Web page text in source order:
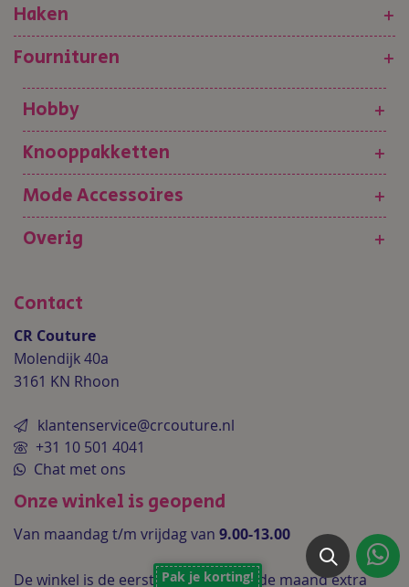
Haken
+
Fournituren
+
Hobby
+
Knooppakketten
+
Mode Accessoires
+
Overig
+
Contact
CR Couture
Molendijk 40a
3161 KN Rhoon
klantenservice@crcouture.nl
+31 10 501 4041
Chat met ons
Onze winkel is geopend
Van maandag t/m vrijdag van 9.00-13.00
De winkel is de eerste zaterdag van de maand extra
Pak je korting!